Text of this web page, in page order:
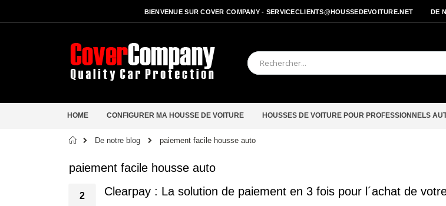
BIENVENUE SUR COVER COMPANY - SERVICECLIENTS@HOUSSEDEVOITURE.NET DE
HOME CONFIGURER MA HOUSSE DE VOITURE HOUSSES DE VOITURE POUR PROFESSIONNELS
Accueil
De notre blog paiement facile housse auto
paiement facile housse auto
2 Clearpay : La solution de paiement en 3 fois pour l´achat de